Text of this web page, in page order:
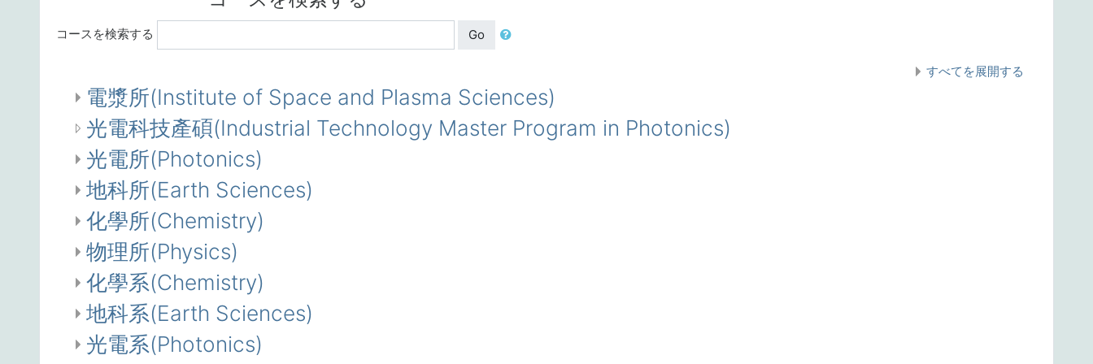
コースを検索する Go
すべてを展開する
電漿所(Institute of Space and Plasma Sciences)
光電科技產碩(Industrial Technology Master Program in Photonics)
光電所(Photonics)
地科所(Earth Sciences)
化學所(Chemistry)
物理所(Physics)
化學系(Chemistry)
地科系(Earth Sciences)
光電系(Photonics)